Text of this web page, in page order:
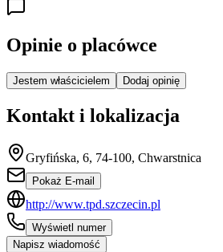
Opinie o placówce
Jestem właścicielem Dodaj opinię
Kontakt i lokalizacja
Gryfińska, 6, 74-100, Chwarstnica
Pokaż E-mail
http://www.tpd.szczecin.pl
Wyświetl numer
Napisz wiadomość